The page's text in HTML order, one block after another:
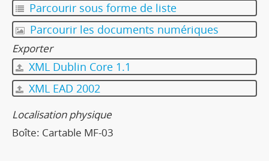
Parcourir sous forme de liste
Parcourir les documents numériques
Exporter
XML Dublin Core 1.1
XML EAD 2002
Localisation physique
Boîte: Cartable MF-03